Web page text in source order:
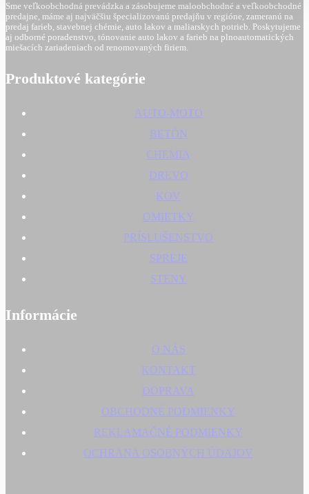
Sme veľkoobchodná prevádzka a zásobujeme maloobchodné a veľkoobchodné
predajne, máme aj najväčšiu špecializovanú predajňu v regióne, zameranú na
predaj farieb, stavebnej chémie, auto lakov a maliarskych potrieb. Poskytujeme
aj odborné poradenstvo, tónovanie auto lakov a farieb na plnoautomatických
miešacích zariadeniach od renomovaných firiem.
Produktové kategórie
AUTO-MOTO
BETÓN
CHEMIA
DREVO
KOV
OMIETKY
PRÍSLUŠENSTVO
SPREJE
STENY
Informácie
O NÁS
KONTAKT
DOPRAVA
OBCHODNÉ PODMIENKY
REKLAMAČNÉ PODMIENKY
OCHRANA OSOBNÝCH ÚDAJOV